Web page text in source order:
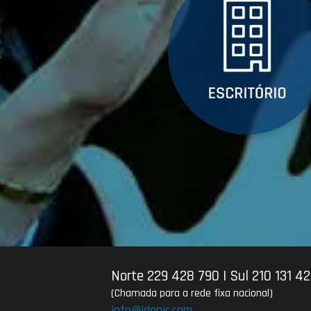
Norte 229 428 790 | Sul 210 131
(Chamada para a rede fixa nacional)